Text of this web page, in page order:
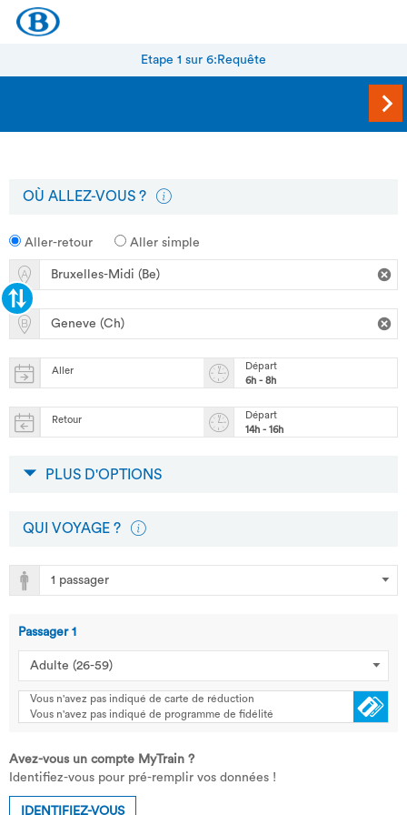
Etape 1 sur 6: Requête
OÙ ALLEZ-VOUS ?
Aller-retour Aller simple
Aller
Départ
6h - 8h
Retour
Départ
14h - 16h
PLUS D'OPTIONS
QUI VOYAGE ?
Passager 1
Vous n'avez pas indiqué de carte de réduction
Vous n'avez pas indiqué de programme de fidélité
Avez-vous un compte MyTrain ?
Identifiez-vous pour pré-remplir vos données !
IDENTIFIEZ-VOUS